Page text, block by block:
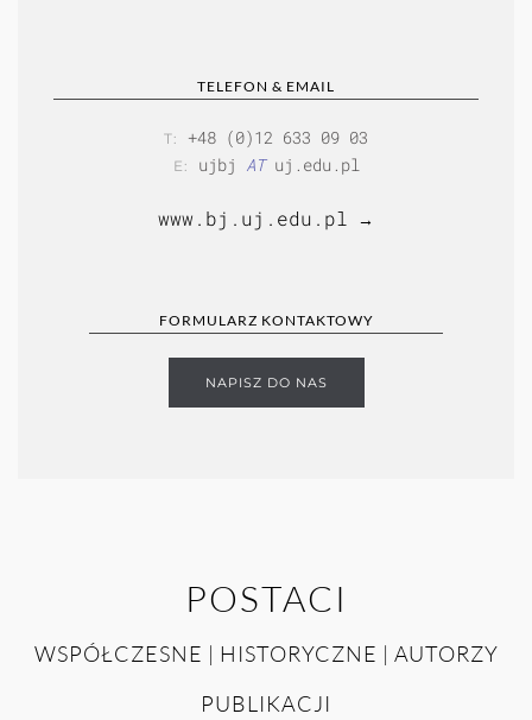
TELEFON & EMAIL
T: +48 (0)12 633 09 03
E: ujbj AT uj.edu.pl
www.bj.uj.edu.pl →
FORMULARZ KONTAKTOWY
NAPISZ DO NAS
POSTACI
WSPÓŁCZESNE | HISTORYCZNE | AUTORZY
PUBLIKACJI